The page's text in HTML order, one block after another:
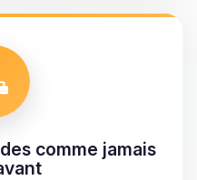
comme jamais